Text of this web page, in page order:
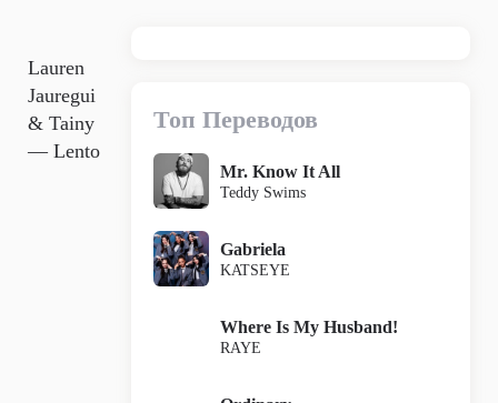
Lauren
Jauregui
& Tainy
— Lento
Топ Переводов
Mr. Know It All
Teddy Swims
Gabriela
KATSEYE
Where Is My Husband!
RAYE